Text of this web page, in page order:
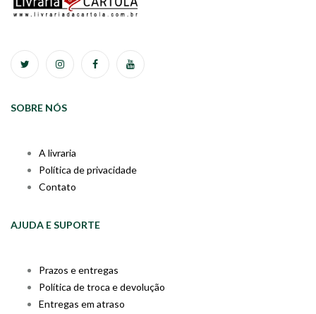
SOBRE NÓS
A livraria
Política de privacidade
Contato
AJUDA E SUPORTE
Prazos e entregas
Política de troca e devolução
Entregas em atraso